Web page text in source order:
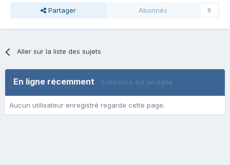
Partager Abonnés 0
Aller sur la liste des sujets
En ligne récemment 0 membre est en ligne
Aucun utilisateur enregistré regarde cette page.